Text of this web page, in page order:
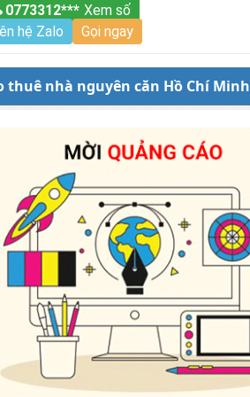
0773312*** Xem số
hệ Zalo
Gọi ngay
thuê nhà nguyên căn Hồ Chí Minh